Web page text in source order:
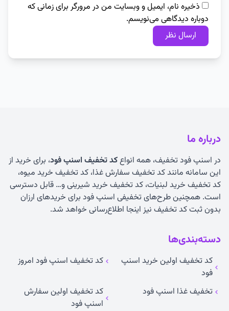
ذخیره نام، ایمیل و وبسایت من در مرورگر برای زمانی که
دوباره دیدگاهی می‌نویسم.
درباره ما
در اسنپ فود تخفیف، همه انواعکد تخفیف اسنپ فود، برای خرید از
این سامانه مانند کد تخفیف سفارش غذا، کد تخفیف خرید میوه،
کد تخفیف خرید لبنیات، کد تخفیف خرید شیرینی و… قابل دسترسی
است. همچنین طرح‌های تخفیفی اسنپ فود برای خریدهای ارزان
بدون ثبت کد تخفیف نیز اینجا اطلاع‌رسانی خواهد شد.
دسته‌بندی‌ها
کد تخفیف اولین خرید اسنپ
فود
کد تخفیف اسنپ فود امروز
تخفیف غذا اسنپ فود
کد تخفیف اولین سفارش
اسنپ فود